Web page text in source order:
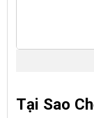
Tại Sao